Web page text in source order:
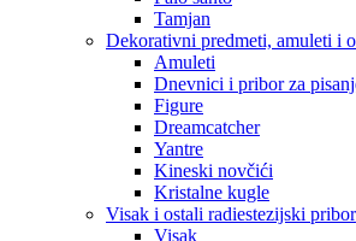
Tamjan
Dekorativni predmeti, amuleti i
Amuleti
Dnevnici i pribor za
Figure
Dreamcatcher
Yantre
Kineski novčići
Kristalne kugle
Visak i ostali radiestezijski pribor
Visak